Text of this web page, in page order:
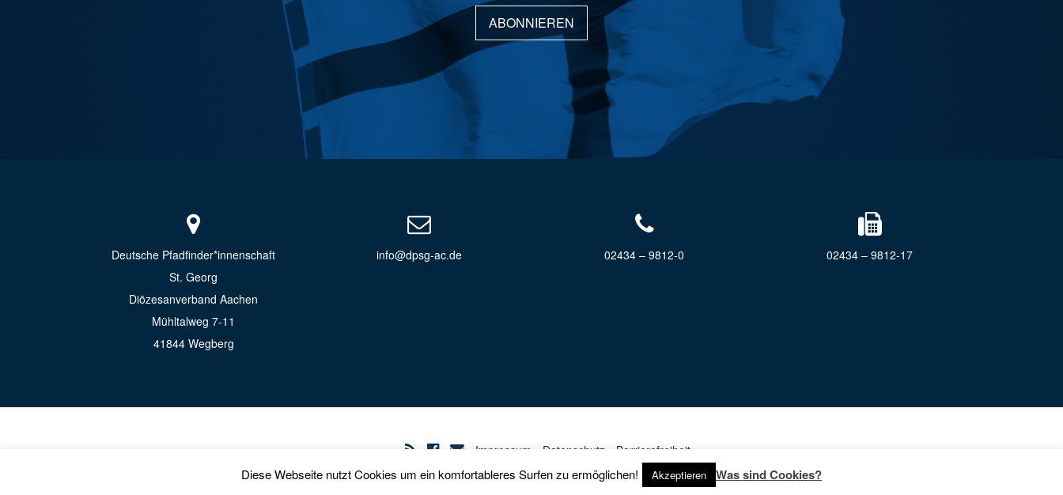
ABONNIEREN
Deutsche Pfadfinder*innenschaft
St. Georg
Diözesanverband Aachen
Mühltalweg 7-11
41844 Wegberg
info@dpsg-ac.de 02434 – 9812-0 02434 – 9812-17
Impressum Datenschutz Barrierefreiheit
Diese Webseite nutzt Cookies um ein komfortableres Surfen zu ermöglichen! Akzeptieren Was sind Cookies?